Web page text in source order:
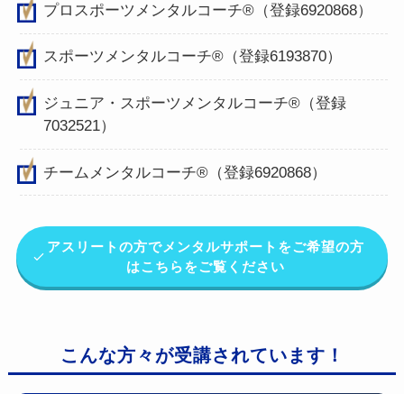
プロスポーツメンタルコーチ®（登録6920868）
スポーツメンタルコーチ®（登録6193870）
ジュニア・スポーツメンタルコーチ®（登録
7032521）
チームメンタルコーチ®（登録6920868）
アスリートの方でメンタルサポートをご希望の方
はこちらをご覧ください
こんな方々が受講されています！